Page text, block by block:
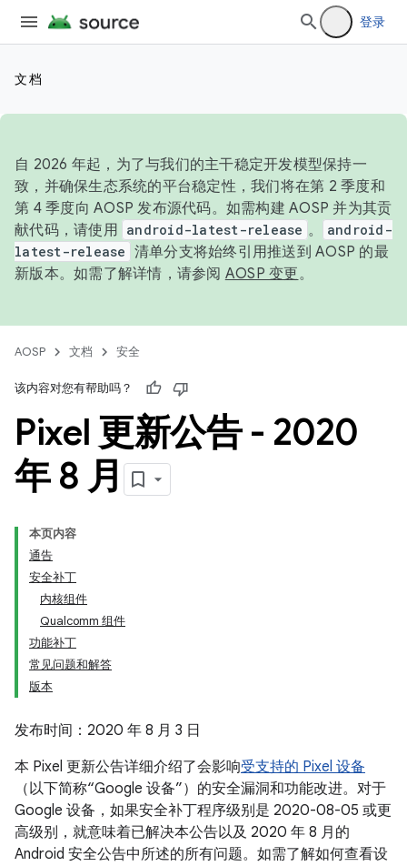
登录
文档
自 2026 年起，为了与我们的主干稳定开发模型保持一
致，并确保生态系统的平台稳定性，我们将在第 2 季度和
第 4 季度向 AOSP 发布源代码。如需构建 AOSP 并为其贡
献代码，请使用 android-latest-release 。
android-
latest-release 清单分支将始终引用推送到 AOSP 的最
新版本。如需了解详情，请参阅 AOSP 变更。
AOSP 文档 安全
该内容对您有帮助吗？
Pixel 更新公告 - 2020
年 8 月
本页内容
通告
安全补丁
内核组件
Qualcomm 组件
功能补丁
常见问题和解答
版本
发布时间：2020 年 8 月 3 日
本 Pixel 更新公告详细介绍了会影响受支持的 Pixel 设备
（以下简称“Google 设备”）的安全漏洞和功能改进。对于
Google 设备，如果安全补丁程序级别是 2020-08-05 或更
高级别，就意味着已解决本公告以及 2020 年 8 月的
Android 安全公告中所述的所有问题。如需了解如何查看设